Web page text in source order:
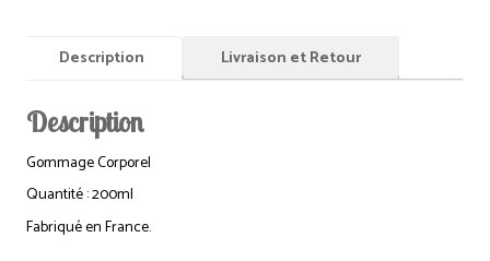
Description Livraison et Retour
Description
Gommage Corporel
Quantité : 200ml
Fabriqué en France.